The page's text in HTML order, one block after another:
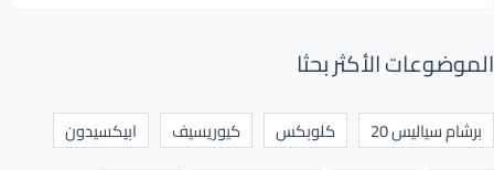
الموضوعات الأكثر بحثا
برشام سياليس 20 كلوبكس كيوريسيف
ابيكسيدون